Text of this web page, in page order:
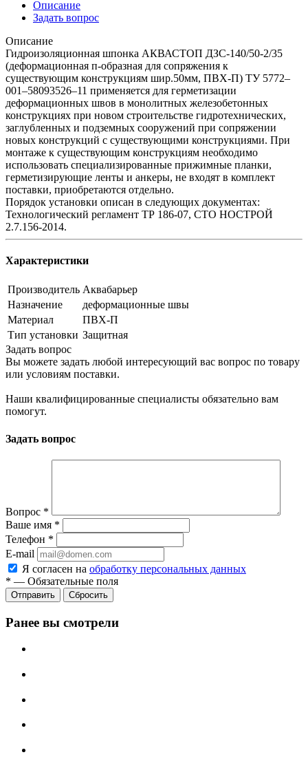
Описание
Задать вопрос
Описание
Гидроизоляционная шпонка АКВАСТОП ДЗС-140/50-2/35
(деформационная п-образная для сопряжения к
существующим конструкциям шир.50мм, ПВХ-П) ТУ 5772–
001–58093526–11 применяется для герметизации
деформационных швов в монолитных железобетонных
конструкциях при новом строительстве гидротехнических,
заглубленных и подземных сооружений при сопряжении
новых конструкций с существующими конструкциями. При
монтаже к существующим конструкциям необходимо
использовать специализированные прижимные планки,
герметизирующие ленты и анкеры, не входят в комплект
поставки, приобретаются отдельно.
Порядок установки описан в следующих документах:
Технологический регламент ТР 186-07, СТО НОСТРОЙ
2.7.156-2014.
Характеристики
Производитель Аквабарьер
Назначение
деформационные швы
Материал
ПВХ-П
Тип установки Защитная
Задать вопрос
Вы можете задать любой интересующий вас вопрос по товару
или условиям поставки.
Наши квалифицированные специалисты обязательно вам
помогут.
Задать вопрос
Вопрос *
Ваше имя *
Телефон *
E-mail
Я согласен на обработку персональных данных
* — Обязательные поля
Сбросить
Ранее вы смотрели